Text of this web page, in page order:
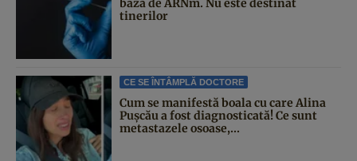
bază de ARNm. Nu este destinat
tinerilor
CE SE ÎNTÂMPLĂ DOCTORE
Cum se manifestă boala cu care Alina
Pușcău a fost diagnosticată! Ce sunt
metastazele osoase,...